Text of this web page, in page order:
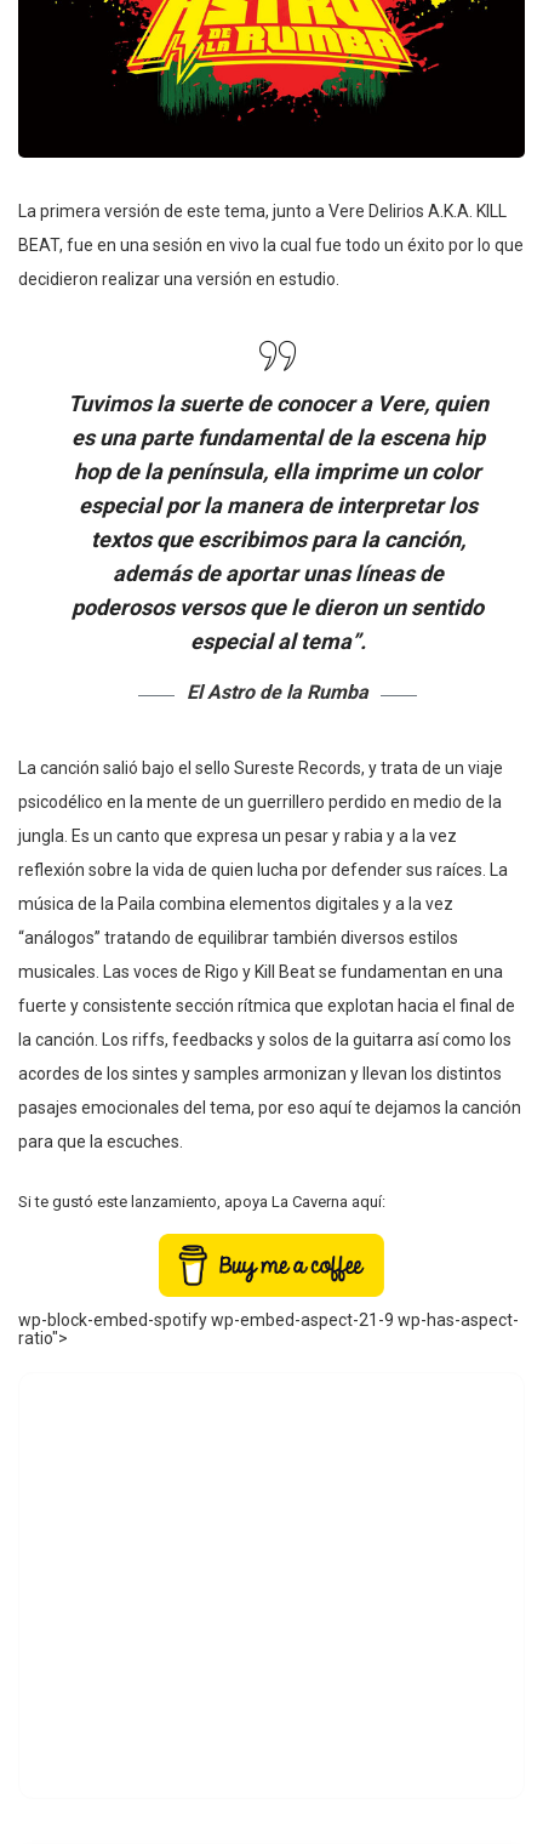
La primera versión de este tema, junto a Vere Delirios A.K.A. KILL
BEAT, fue en una sesión en vivo la cual fue todo un éxito por lo que
decidieron realizar una versión en estudio.
Tuvimos la suerte de conocer a Vere, quien
es una parte fundamental de la escena hip
hop de la península, ella imprime un color
especial por la manera de interpretar los
textos que escribimos para la canción,
además de aportar unas líneas de
poderosos versos que le dieron un sentido
especial al tema”.
El Astro de la Rumba
La canción salió bajo el sello Sureste Records, y trata de un viaje
psicodélico en la mente de un guerrillero perdido en medio de la
jungla. Es un canto que expresa un pesar y rabia y a la vez
reflexión sobre la vida de quien lucha por defender sus raíces. La
música de la Paila combina elementos digitales y a la vez
“análogos” tratando de equilibrar también diversos estilos
musicales. Las voces de Rigo y Kill Beat se fundamentan en una
fuerte y consistente sección rítmica que explotan hacia el final de
la canción. Los riffs, feedbacks y solos de la guitarra así como los
acordes de los sintes y samples armonizan y llevan los distintos
pasajes emocionales del tema, por eso aquí te dejamos la canción
para que la escuches.
Si te gustó este lanzamiento, apoya La Caverna aquí:
wp-block-embed-spotify wp-embed-aspect-21-9 wp-has-aspect-
ratio">